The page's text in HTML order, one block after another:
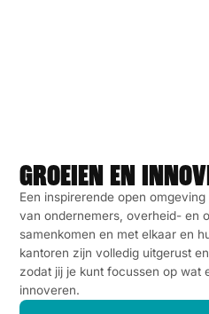
GROEIEN EN
Een inspirerende open
van ondernemers, overheid- en
samenkomen en met elkaar en
kantoren zijn volledig uitgerust
zodat jij je kunt focussen op wat
innoveren.